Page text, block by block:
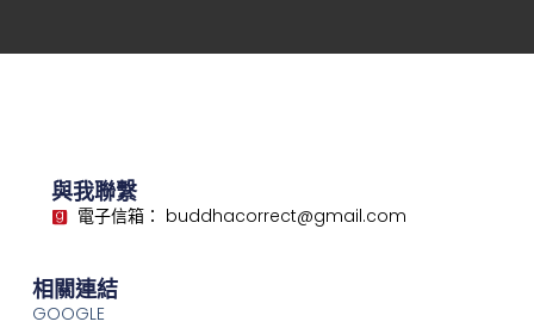
與我聯繫
電子信箱： buddhacorrect@gmail.com
相關連結
GOOGLE